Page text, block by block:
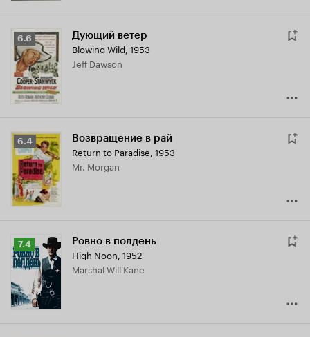
Рейтинг
Кинопоиска
6.6
6.6 Дующий ветер
Blowing Wild, 1953
Jeff Dawson
Рейтинг
Кинопоиска
6.4
6.4 Возвращение в рай
Return to Paradise, 1953
Mr. Morgan
Рейтинг
Кинопоиска
7.4
7.4 Ровно в полдень
High Noon, 1952
Marshal Will Kane